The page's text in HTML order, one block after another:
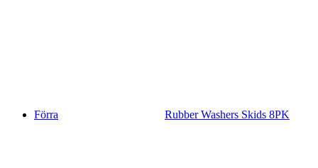
Förra Rubber Washers Skids 8PK